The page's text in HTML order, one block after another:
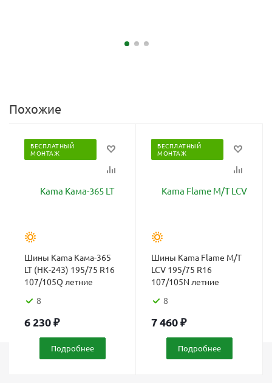
Похожие
БЕСПЛАТНЫЙ
МОНТАЖ
Шины Kama Кама-365
LT (НК-243) 195/75 R16
107/105Q летние
8
6 230₽
Подробнее
БЕСПЛАТНЫЙ
МОНТАЖ
Шины Kama Flame М/Т
LCV 195/75 R16
107/105N летние
8
7 460₽
Подробнее